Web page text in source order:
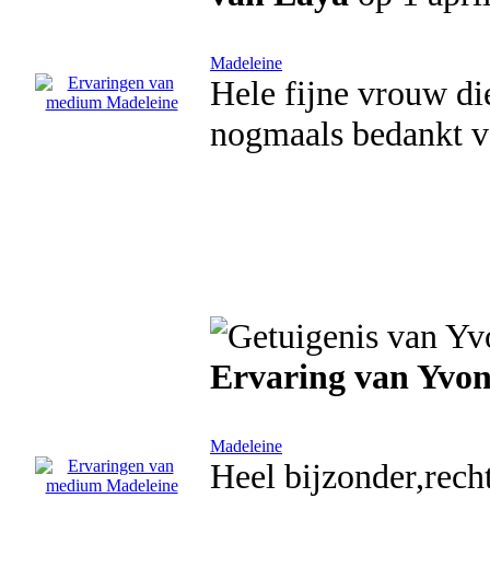
Madeleine
Hele fijne vrouw
nogmaals bedankt
Ervaring van
Madeleine
Heel